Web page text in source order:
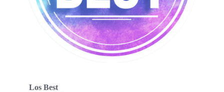
Los Best